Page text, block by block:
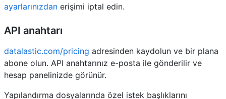
ayarlarınızdan erişimi iptal edin.
API anahtarı
datalastic.com/pricing adresinden kaydolun ve bir plana
abone olun. API anahtarınız e-posta ile gönderilir ve
hesap panelinizde görünür.
Yapılandırma dosyalarında özel istek başlıklarını